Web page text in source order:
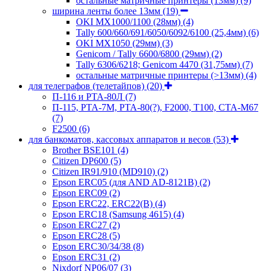
ширина ленты более 13мм (19)
OKI MX1000/1100 (28мм) (4)
Tally 600/660/691/6050/6092/6100 (25,4мм) (6)
OKI MX1050 (29мм) (3)
Genicom / Tally 6600/6800 (29мм) (2)
Tally 6306/6218; Genicom 4470 (31,75мм) (7)
остальные матричные принтеры (>13мм) (4)
для телеграфов (телетайпов) (20)
П-116 и РТА-80Л (7)
П-115, РТА-7М, РТА-80(?), F2000, T100, СТА-М67
(7)
F2500 (6)
для банкоматов, кассовых аппаратов и весов (53)
Brother BSE101 (4)
Citizen DP600 (5)
Citizen IR91/910 (MD910) (2)
Epson ERC05 (для AND AD-8121B) (2)
Epson ERC09 (2)
Epson ERC22, ERC22(B) (4)
Epson ERC18 (Samsung 4615) (4)
Epson ERC27 (2)
Epson ERC28 (5)
Epson ERC30/34/38 (8)
Epson ERC31 (2)
Nixdorf NP06/07 (3)